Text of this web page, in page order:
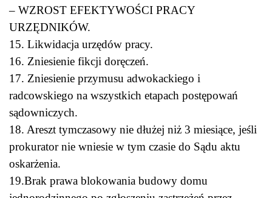
– WZROST EFEKTYWOŚCI PRACY
URZĘDNIKÓW.
15. Likwidacja urzędów pracy.
16. Zniesienie fikcji doręczeń.
17. Zniesienie przymusu adwokackiego i
radcowskiego na wszystkich etapach postępowań
sądowniczych.
18. Areszt tymczasowy nie dłużej niż 3 miesiące, jeśli
prokurator nie wniesie w tym czasie do Sądu aktu
oskarżenia.
19.Brak prawa blokowania budowy domu